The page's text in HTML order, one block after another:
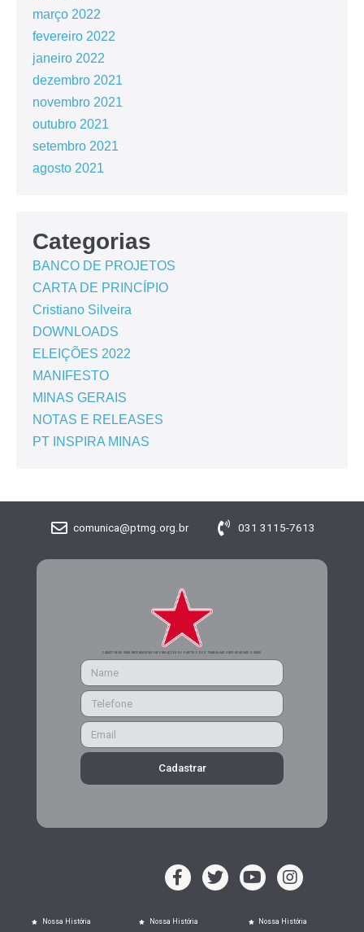
março 2022
fevereiro 2022
janeiro 2022
dezembro 2021
novembro 2021
outubro 2021
setembro 2021
agosto 2021
Categorias
BANCO DE PROJETOS
CARTA DE PRINCÍPIO
Cristiano Silveira
DOWNLOADS
ELEIÇÕES 2022
MANIFESTO
MINAS GERAIS
NOTAS E RELEASES
PT INSPIRA MINAS
comunica@ptmg.org.br 031 3115-7613
CADASTRE-SE PARA RECEBER MAIS INFORMAÇÕES DO PARTIDO DOS TRABALHADORES DE MINAS GERAIS
Cadastrar
Nossa História Nossa História Nossa História